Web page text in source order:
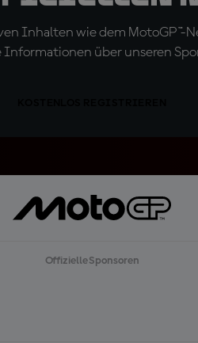
Inhalten wie dem
Informationen über unseren
Offizielle Sponsoren